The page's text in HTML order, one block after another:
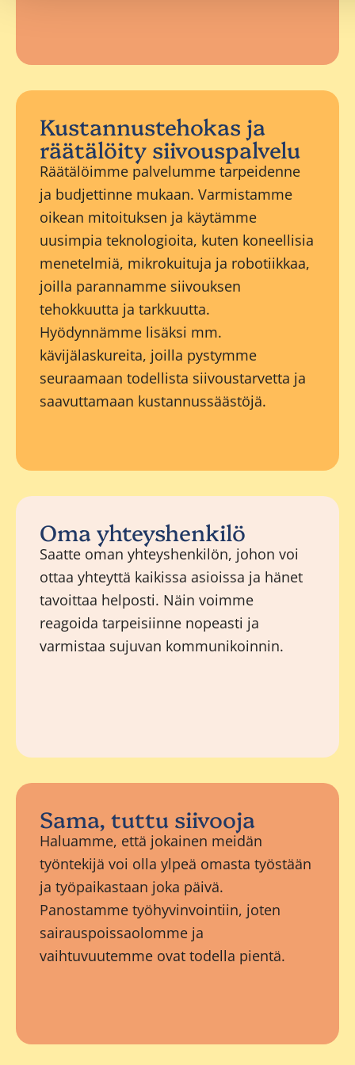
Kustannustehokas ja
räätälöity siivouspalvelu
Räätälöimme palvelumme tarpeidenne
ja budjettinne mukaan. Varmistamme
oikean mitoituksen ja käytämme
uusimpia teknologioita, kuten koneellisia
menetelmiä, mikrokuituja ja robotiikkaa,
joilla parannamme siivouksen
tehokkuutta ja tarkkuutta.
Hyödynnämme lisäksi mm.
kävijälaskureita, joilla pystymme
seuraamaan todellista siivoustarvetta ja
saavuttamaan kustannussäästöjä.
Oma yhteyshenkilö
Saatte oman yhteyshenkilön, johon voi
ottaa yhteyttä kaikissa asioissa ja hänet
tavoittaa helposti. Näin voimme
reagoida tarpeisiinne nopeasti ja
varmistaa sujuvan kommunikoinnin.
Sama, tuttu siivooja
Haluamme, että jokainen meidän
työntekijä voi olla ylpeä omasta työstään
ja työpaikastaan joka päivä.
Panostamme työhyvinvointiin, joten
sairauspoissaolomme ja
vaihtuvuutemme ovat todella pientä.